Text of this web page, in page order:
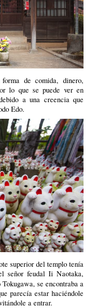
de comida, dinero,
lo que se puede ver en
a una creencia que
Edo.
superior del templo tenía
señor feudal Ii Naotaka,
se encontraba a
parecía estar haciéndole
a entrar.